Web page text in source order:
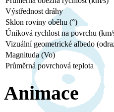
Výstřednost dráhy
Sklon roviny oběhu (°)
Úniková rychlost na povrchu (km/
Vizuální geometrické albedo
Magnituda (Vo)
Průměrná povrchová teplota
Animace